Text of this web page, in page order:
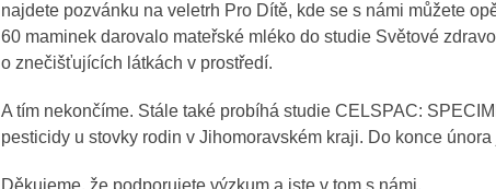
najdete pozvánku na veletrh Pro Dítě, kde se s námi můžete
60 maminek darovalo mateřské mléko do studie Světové
o znečišťujících látkách v prostředí.
A tím nekončíme. Stále také probíhá studie CELSPAC:
pesticidy u stovky rodin v Jihomoravském kraji. Do konce
Děkujeme, že podporujete výzkum a jste v tom s námi,